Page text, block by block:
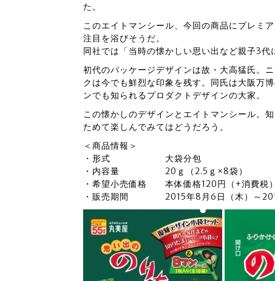
た。
このエイトマンシール、今回の商品にプレミ
注目を浴びそうだ。
同社では「当時の懐かしい思い出など親子3代
初代のパッケージデザインは故・大高猛氏。
クは今でも鮮烈な印象を残す。同氏は大阪万
ンでも知られるプロダクトデザインの大家。
この懐かしのデザインとエイトマンシール。
ためて楽しんでみてはどうだろう。
＜商品情報＞
・形式 大袋分包
・内容量 20ｇ（2.5ｇ×8袋）
・希望小売価格 本体価格120円（+消費税）
・販売期間 2015年8月6日（木）～